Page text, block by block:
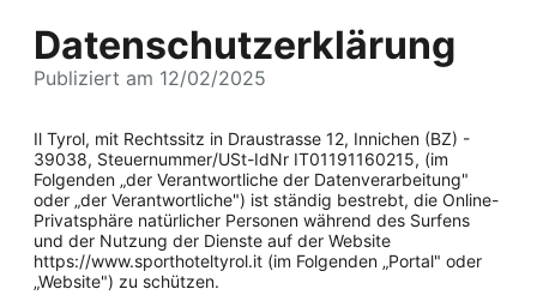
Datenschutzerklärung
Publiziert am 12/02/2025
Il Tyrol, mit Rechtssitz in Draustrasse 12, Innichen (BZ) -
39038, Steuernummer/USt-IdNr IT01191160215, (im
Folgenden „der Verantwortliche der Datenverarbeitung"
oder „der Verantwortliche") ist ständig bestrebt, die Online-
Privatsphäre natürlicher Personen während des Surfens
und der Nutzung der Dienste auf der Website
https://www.sporthoteltyrol.it (im Folgenden „Portal" oder
„Website") zu schützen.